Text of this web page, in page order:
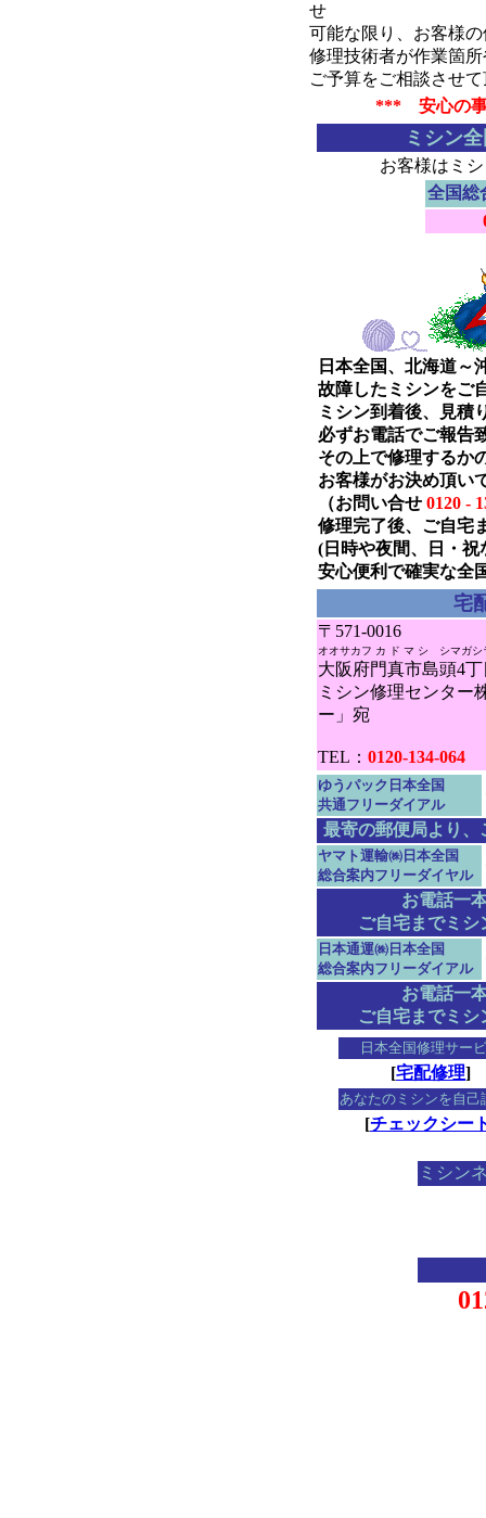
せ
可能な限り、お客様
修理技術者が作業箇
ご予算をご相談させ
*** 安心の
ミシン
お客様はミ
全国総
日本全国、北海道～
故障したミシンをご
ミシン到着後、見積
必ずお電話でご報告
その上で修理するか
お客様がお決め頂い
（お問い合せ 0120 -
修理完了後、ご自宅
(日時や夜間、日・
安心便利で確実な全
宅
〒571-0016
オオサカフ カ ド マ シ シマガシ
大阪府門真市島頭4丁
ミシン修理センター
ー」宛
TEL： 0120-134-064
ゆうパック日本全国
共通フリーダイアル
最寄の郵便局より、
ヤマト運輸㈱日本全国
総合案内フリーダイヤル
お電話一
ご自宅までミ
日本通運㈱日本全国
総合案内フリーダイアル
お電話一
ご自宅までミ
日本全国修理サー
[宅配修理]
あなたのミシンを自己
[チェックシー
ミシン